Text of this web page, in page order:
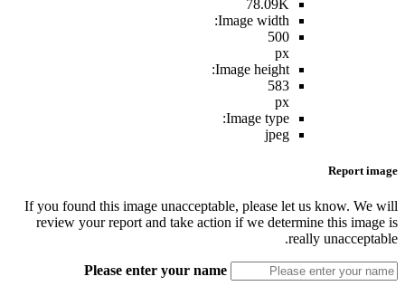
78.09K
Image width:
500
px
Image height:
583
px
Image type:
jpeg
Report image
If you found this image unacceptable, please let us know. We will
review your report and take action if we determine this image is
really unacceptable.
Please enter your name